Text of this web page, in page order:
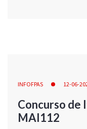
INFOFPAS 12-06-
Concurso de
MAI112